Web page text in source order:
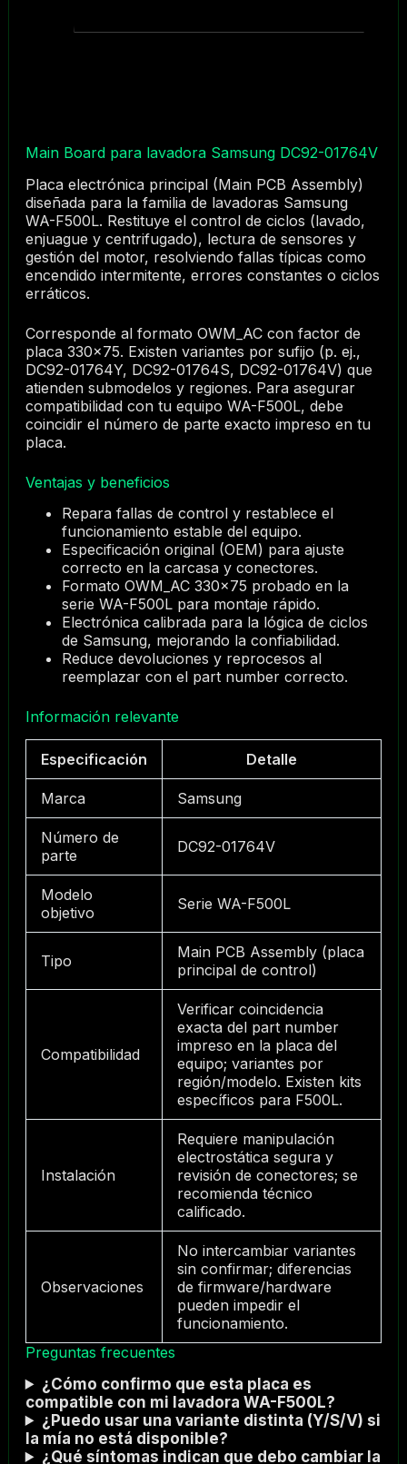
Main Board para lavadora Samsung DC92-01764V
Placa electrónica principal (Main PCB Assembly)
diseñada para la familia de lavadoras Samsung
WA-F500L. Restituye el control de ciclos (lavado,
enjuague y centrifugado), lectura de sensores y
gestión del motor, resolviendo fallas típicas como
encendido intermitente, errores constantes o ciclos
erráticos.
Corresponde al formato OWM_AC con factor de
placa 330×75. Existen variantes por sufijo (p. ej.,
DC92-01764Y, DC92-01764S, DC92-01764V) que
atienden submodelos y regiones. Para asegurar
compatibilidad con tu equipo WA-F500L, debe
coincidir el número de parte exacto impreso en tu
placa.
Ventajas y beneficios
Repara fallas de control y restablece el
funcionamiento estable del equipo.
Especificación original (OEM) para ajuste
correcto en la carcasa y conectores.
Formato OWM_AC 330×75 probado en la
serie WA-F500L para montaje rápido.
Electrónica calibrada para la lógica de ciclos
de Samsung, mejorando la confiabilidad.
Reduce devoluciones y reprocesos al
reemplazar con el part number correcto.
Información relevante
Especificación Detalle
Marca Samsung
Número de
parte
DC92-01764V
Modelo
objetivo
Serie WA-F500L
Tipo
Main PCB Assembly (placa
principal de control)
Compatibilidad
Verificar coincidencia
exacta del part number
impreso en la placa del
equipo; variantes por
región/modelo. Existen kits
específicos para F500L.
Instalación
Requiere manipulación
electrostática segura y
revisión de conectores; se
recomienda técnico
calificado.
Observaciones
No intercambiar variantes
sin confirmar; diferencias
de firmware/hardware
pueden impedir el
funcionamiento.
Preguntas frecuentes
¿Cómo confirmo que esta placa es
compatible con mi lavadora WA-F500L?
¿Puedo usar una variante distinta (Y/S/V) si
la mía no está disponible?
¿Qué síntomas indican que debo cambiar la